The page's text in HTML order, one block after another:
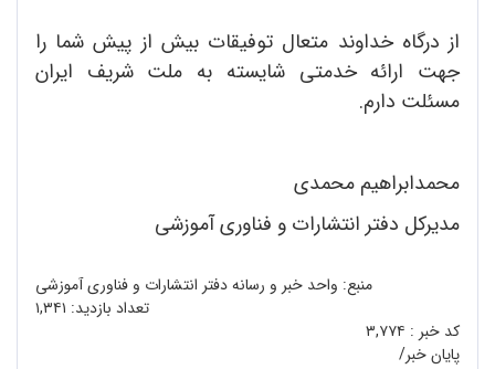
از درگاه خداوند متعال توفیقات بیش از پیش شما را
جهت ارائه خدمتی شایسته به ملت شریف ایران
مسئلت دارم.
محمدابراهیم محمدی
مدیرکل دفتر انتشارات و فناوری آموزشی
منبع: واحد خبر و رسانه دفتر انتشارات و فناوری آموزشی
تعداد بازدید: ۱,۳۴۱
کد خبر : ۳,۷۷۴
پایان خبر/